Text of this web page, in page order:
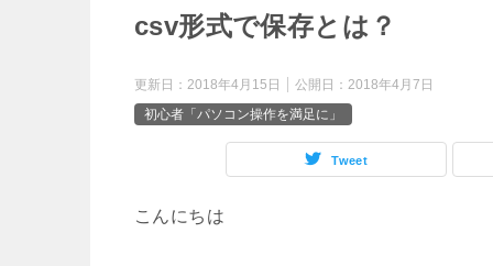
csv形式で保存とは？
更新日： 2018年4月15日 公開日： 2018年4月7日
初心者「パソコン操作を満足に」
Tweet
こんにちは